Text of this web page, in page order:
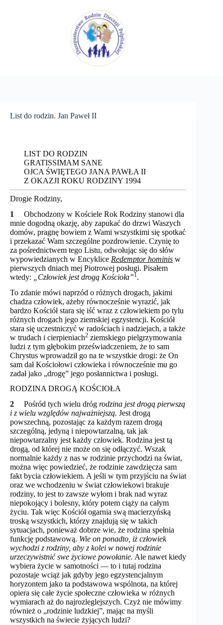
List do rodzin. Jan Paweł II
LIST DO RODZIN
GRATISSIMAM SANE
OJCA ŚWIĘTEGO JANA PAWŁA II
Z OKAZJI ROKU RODZINY 1994
Drogie Rodziny,
1
Obchodzony w Kościele Rok Rodziny stanowi dla
mnie dogodną okazję, aby zapukać do drzwi Waszych
domów, pragnę bowiem z Wami wszystkimi się spotkać
i przekazać Wam szczególne pozdrowienie. Czynię to
za pośrednictwem tego Listu, odwołując się do słów
wypowiedzianych w Encyklice Redemptor hominis w
pierwszych dniach mej Piotrowej posługi. Pisałem
wtedy:
„Człowiek jest drogą Kościoła”1.
To zdanie mówi naprzód o różnych drogach, jakimi
chadza człowiek, ażeby równocześnie wyrazić, jak
bardzo Kościół stara się iść wraz z człowiekiem po tylu
różnych drogach jego ziemskiej egzystencji. Kościół
stara się uczestniczyć w radościach i nadziejach, a także
w trudach i cierpieniach2 ziemskiego pielgrzymowania
ludzi z tym głębokim przeświadczeniem, że to sam
Chrystus wprowadził go na te wszystkie drogi: że On
sam dał Kościołowi człowieka i równocześnie mu go
zadał jako „drogę” jego posłannictwa i posługi.
RODZINA DROGĄ KOŚCIOŁA
2 Pośród tych wielu dróg rodzina jest drogą pierwszą
i z wielu względów najważniejszą. Jest drogą
powszechną, pozostając za każdym razem drogą
szczególną, jedyną i niepowtarzalną, tak jak
niepowtarzalny jest każdy człowiek. Rodzina jest tą
drogą, od której nie może on się odłączyć. Wszak
normalnie każdy z nas w rodzinie przychodzi na świat,
można więc powiedzieć, że rodzinie zawdzięcza sam
fakt bycia człowiekiem. A jeśli w tym przyjściu na świat
oraz we wchodzeniu w świat człowiekowi brakuje
rodziny, to jest to zawsze wyłom i brak nad wyraz
niepokojący i bolesny, który potem ciąży na całym
życiu. Tak więc Kościół ogarnia swą macierzyńską
troską wszystkich, którzy znajdują się w takich
sytuacjach, ponieważ dobrze wie, że rodzina spełnia
funkcję podstawową. Wie on ponadto, iż człowiek
wychodzi z rodziny, aby z kolei w nowej rodzinie
urzeczywistnić swe życiowe powołanie. Ale nawet kiedy
wybiera życie w samotności — to i tutaj rodzina
pozostaje wciąż jak gdyby jego egzystencjalnym
horyzontem jako ta podstawowa wspólnota, na której
opiera się całe życie społeczne człowieka w różnych
wymiarach aż do najrozleglejszych. Czyż nie mówimy
również o „rodzinie ludzkiej”, mając na myśli
wszystkich na świecie żyjących ludzi?